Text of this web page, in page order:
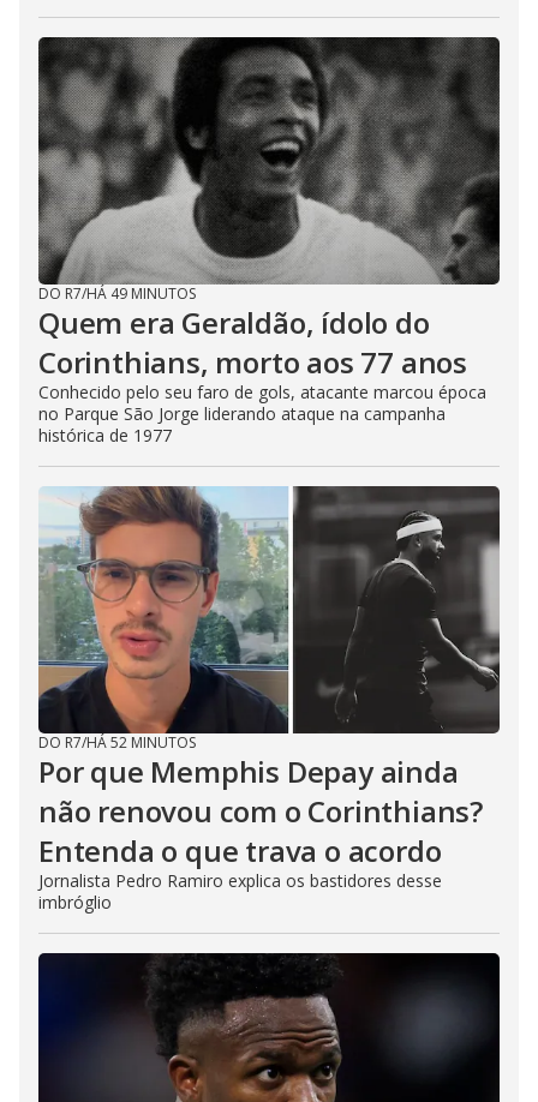
DO R7/HÁ 49 MINUTOS
Quem era Geraldão, ídolo do
Corinthians, morto aos 77 anos
Conhecido pelo seu faro de gols, atacante marcou época
no Parque São Jorge liderando ataque na campanha
histórica de 1977
DO R7/HÁ 52 MINUTOS
Por que Memphis Depay ainda
não renovou com o Corinthians?
Entenda o que trava o acordo
Jornalista Pedro Ramiro explica os bastidores desse
imbróglio